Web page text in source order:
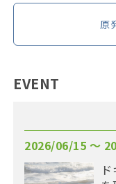
原
EVENT
2026/06/15 〜